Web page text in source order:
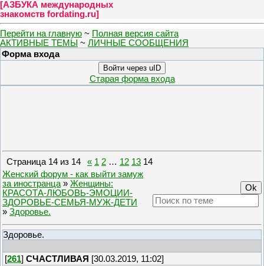
[АЗБУКА международных
знакомств fordating.ru]
Перейти на главную ~ Полная версия сайта
АКТИВНЫЕ ТЕМЫ ~ ЛИЧНЫЕ СООБЩЕНИЯ
Форма входа
Войти через uID
Старая форма входа
Страница 14 из 14 « 1 2 … 12 13 14
Женский форум - как выйти замуж
за иностранца » Женщины:
КРАСОТА-ЛЮБОВЬ-ЭМОЦИИ-
ЗДОРОВЬЕ-СЕМЬЯ-МУЖ-ДЕТИ
» Здоровье.
Здоровье.
[261] СЧАСТЛИВАЯ [30.03.2019, 11:02]